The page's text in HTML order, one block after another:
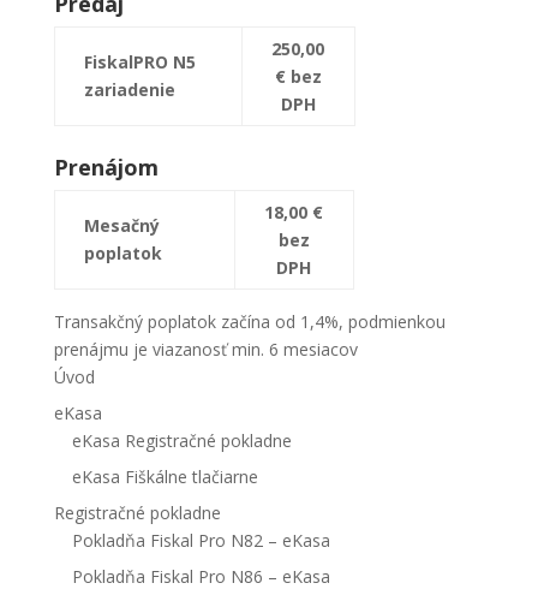
FiskalPRO N5
zariadenie
250,00
€ bez
DPH
Prenájom
Mesačný
poplatok
18,00 €
bez
DPH
Transakčný poplatok začína od 1,4%, podmienkou
prenájmu je viazanosť min. 6 mesiacov
Úvod
eKasa
eKasa Registračné pokladne
eKasa Fiškálne tlačiarne
Registračné pokladne
Pokladňa Fiskal Pro N82 – eKasa
Pokladňa Fiskal Pro N86 – eKasa